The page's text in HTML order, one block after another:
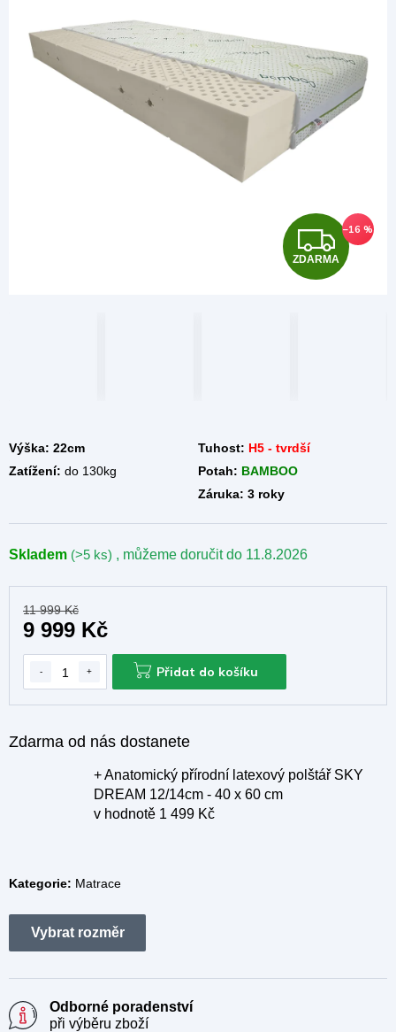
Z
D
ZDARMA
–16 %
Skladem (>5 ks) , můžeme doručit do 11.8.2026
Zdarma od nás dostanete
+ Anatomický přírodní latexový polštář SKY
DREAM 12/14cm - 40 x 60 cm
v hodnotě 1 499 Kč
Výška: 22cm Tuhost: H5 - tvrdší
Zatížení: do 130kg Potah: BAMBOO
Záruka: 3 roky
Kategorie: Matrace
11 999 Kč
9 999 Kč
Přidat do košíku
Odborné poradenství
při výběru zboží